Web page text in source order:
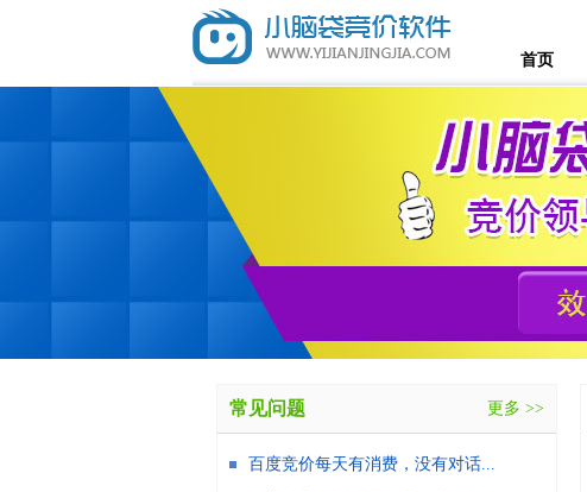
首页
常见问题 更多 >>
百度竞价每天有消费，没有对话...